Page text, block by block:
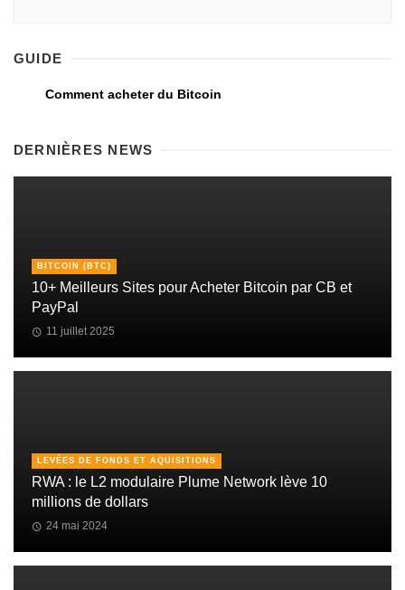
GUIDE
Comment acheter du Bitcoin
DERNIÈRES NEWS
BITCOIN (BTC)
10+ Meilleurs Sites pour Acheter Bitcoin par CB et
PayPal
11 juillet 2025
LEVÉES DE FONDS ET AQUISITIONS
RWA : le L2 modulaire Plume Network lève 10
millions de dollars
24 mai 2024